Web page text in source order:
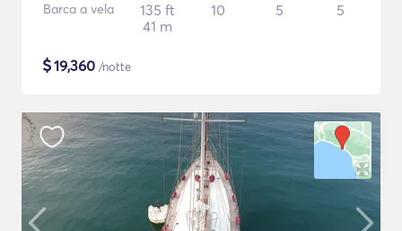
Barca a vela
135 ft
41 m
10 5 5
$19,360 /notte